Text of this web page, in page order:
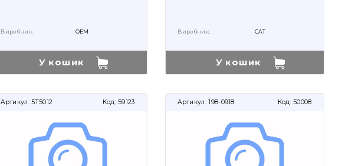
Виробник: OEM
У кошик
Виробник: CAT
У кошик
Артикул: 5T5012 Код: 59123 Артикул: 198-0918 Код: 50008